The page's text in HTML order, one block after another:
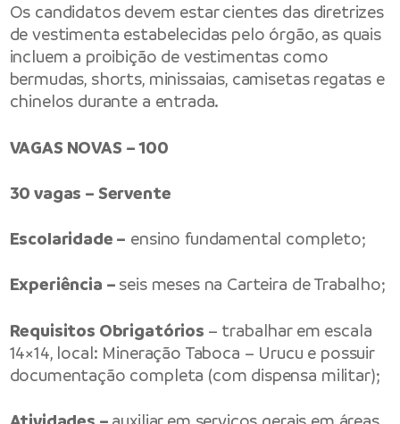
Os candidatos devem estar cientes das diretrizes
de vestimenta estabelecidas pelo órgão, as quais
incluem a proibição de vestimentas como
bermudas, shorts, minissaias, camisetas regatas e
chinelos durante a entrada.
VAGAS NOVAS – 100
30 vagas – Servente
Escolaridade – ensino fundamental completo;
Experiência – seis meses na Carteira de Trabalho;
Requisitos Obrigatórios – trabalhar em escala
14×14, local: Mineração Taboca – Urucu e possuir
documentação completa (com dispensa militar);